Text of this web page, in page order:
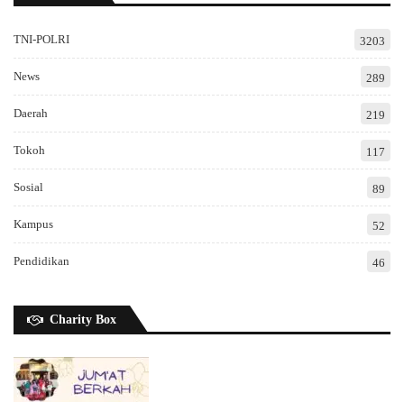
TNI-POLRI 3203
News 289
Daerah 219
Tokoh 117
Sosial 89
Kampus 52
Pendidikan 46
Charity Box